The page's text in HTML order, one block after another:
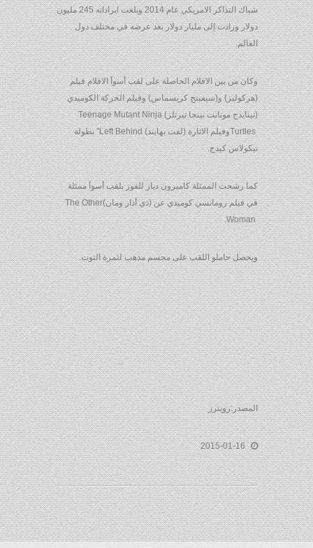
شباك التذاكر الامريكي عام 2014 وبلغت ايراداته 245 مليون
دولار وزادت إلى مليار دولار بعد عرضه في مختلف دول
العالم.
وكان من بين الافلام الحاصلة على لقب أسوأ الافلام فيلم
(هركوليز) و(سيفينج كريسماس) وفيلم الحركة الكوميدي
(تينايدج موتانت نينجا تيرتلز) Teenage Mutant Ninja
Turtles‭ ‬وفيلم الاثارة (لفت بهايند)‭”Left Behind ‬ بطولة
نيكولاس كيدج.
كما رشحت الممثلة كاميرون دياز للفوز بلقب أسوأ ممثلة
في فيلم رومانسي كوميدي عن (ذي أذار ومان)‭The Other
Woman ‬.
ويحصل حاملو اللقب على مجسم مذهب لثمرة التوت.
المصدر:رويترز
2015-01-16